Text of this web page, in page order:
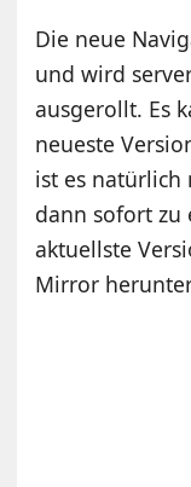
Die neue
und wird
ausgerollt. Es
neueste
ist es natürlich
dann sofort zu
aktuellste
Mirror